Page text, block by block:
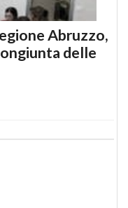
Abruzzo,
delle